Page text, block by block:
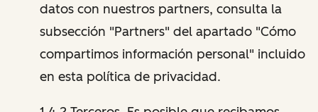
datos con nuestros partners, consulta la
subsección "Partners" del apartado "Cómo
compartimos información personal" incluido
en esta política de privacidad.